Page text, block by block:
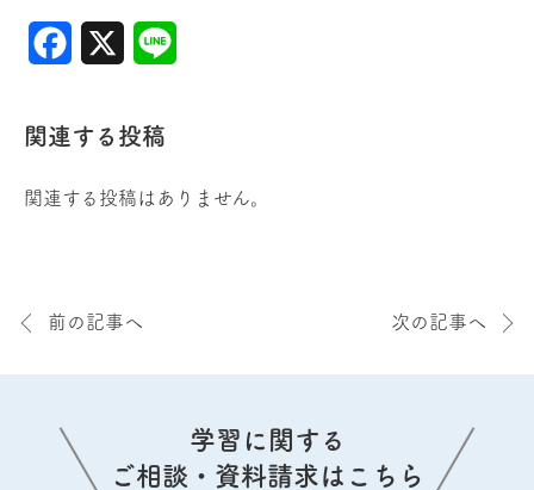
Facebook
関連する投稿
関連する投稿はありません。
前の記事へ 次の記事へ
学習に関する
ご相談・資料請求はこちら